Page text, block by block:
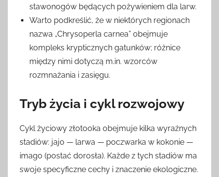
stawonogów będących pożywieniem dla larw.
Warto podkreślić, że w niektórych regionach
nazwa „Chrysoperla carnea” obejmuje
kompleks krypticznych gatunków; różnice
między nimi dotyczą m.in. wzorców
rozmnażania i zasięgu.
Tryb życia i cykl rozwojowy
Cykl życiowy złotooka obejmuje kilka wyraźnych
stadiów: jajo — larwa — poczwarka w kokonie —
imago (postać dorosła). Każde z tych stadiów ma
swoje specyficzne cechy i znaczenie ekologiczne.